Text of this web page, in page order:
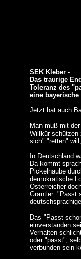
SEK Kleber -
Das traurige
Toleranz des
eine bayerische
Jetzt hat auch
Man muß mit
Willkür schützen
sich" "retten"
In Deutschland
Da kommt
Pickelhaube
demokratische
Österreicher
Grantler: "Passt
Das "Passt
einverstanden
Verhalten
oder "passt",
verbunden sein